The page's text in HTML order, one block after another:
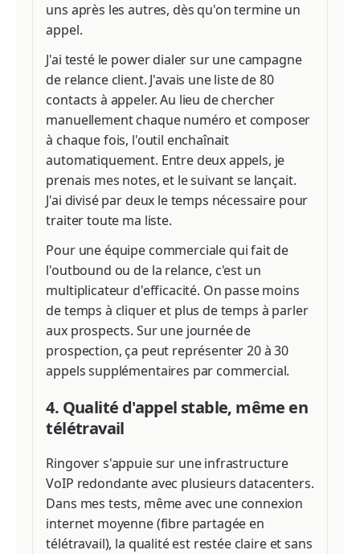
uns après les autres, dès qu'on termine un
appel.
J'ai testé le power dialer sur une campagne
de relance client. J'avais une liste de 80
contacts à appeler. Au lieu de chercher
manuellement chaque numéro et composer
à chaque fois, l'outil enchaînait
automatiquement. Entre deux appels, je
prenais mes notes, et le suivant se lançait.
J'ai divisé par deux le temps nécessaire pour
traiter toute ma liste.
Pour une équipe commerciale qui fait de
l'outbound ou de la relance, c'est un
multiplicateur d'efficacité. On passe moins
de temps à cliquer et plus de temps à parler
aux prospects. Sur une journée de
prospection, ça peut représenter 20 à 30
appels supplémentaires par commercial.
4. Qualité d'appel stable, même en
télétravail
Ringover s'appuie sur une infrastructure
VoIP redondante avec plusieurs datacenters.
Dans mes tests, même avec une connexion
internet moyenne (fibre partagée en
télétravail), la qualité est restée claire et sans